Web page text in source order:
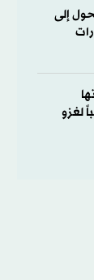
إلى
تحسباً لغزو